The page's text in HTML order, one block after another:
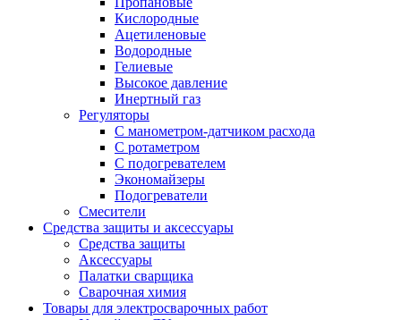
Кислородные
Ацетиленовые
Водородные
Гелиевые
Высокое давление
Инертный газ
Регуляторы
С манометром-датчиком расхода
С ротаметром
С подогревателем
Экономайзеры
Подогреватели
Смесители
Средства защиты и аксессуары
Средства защиты
Аксессуары
Палатки сварщика
Сварочная химия
Товары для электросварочных работ